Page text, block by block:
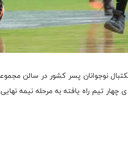
نوجوانان پسر کشور در سالن
چهار تیم راه یافته به مرحله نیمه